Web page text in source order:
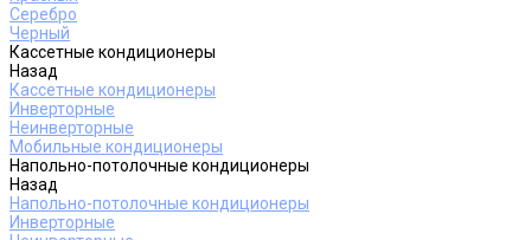
Серебро
Черный
Кассетные кондиционеры
Назад
Кассетные кондиционеры
Инверторные
Неинверторные
Мобильные кондиционеры
Напольно-потолочные кондиционеры
Назад
Напольно-потолочные кондиционеры
Инверторные